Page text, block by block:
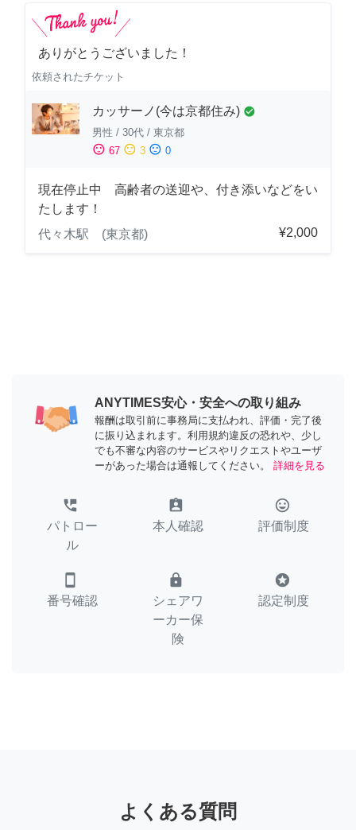
ありがとうございました！
依頼されたチケット
カッサーノ(今は京都住み) check_circle
男性 / 30代 / 東京都
sentiment_satisfied 67 sentiment_neutral 3 sentiment_dissatisfied 0
現在停止中 高齢者の送迎や、付き添いなどをい
たします！
代々木駅 (東京都)
¥2,000
ANYTIMES安心・安全への取り組み
報酬は取引前に事務局に支払われ、評価・完了後
に振り込まれます。利用規約違反の恐れや、少し
でも不審な内容のサービスやリクエストやユーザ
ーがあった場合は通報してください。
詳細を見る
perm_phone_msg
パトロー
ル
assignment_ind
本人確認
tag_faces
評価制度
smartphone
番号確認
lock
シェアワ
ーカー保
険
stars
認定制度
よくある質問